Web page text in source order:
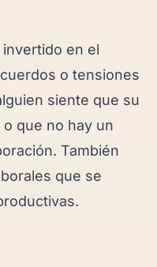
en el
o tensiones
siente que su
que no hay un
También
que se